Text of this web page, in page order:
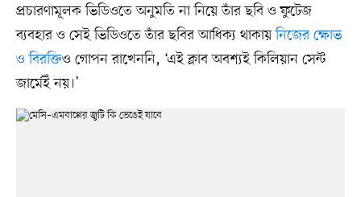
প্রচারণামূলক ভিডিওতে অনুমতি না নিয়ে তাঁর ছবি ও ফুটেজ
ব্যবহার ও সেই ভিডিওতে তাঁর ছবির আধিক্য থাকায়নিজের ক্ষোভ
ও বিরক্তিও গোপন রাখেননি, ‘এই ক্লাব অবশ্যই কিলিয়ান সেন্ট
জার্মেইঁ নয়।’